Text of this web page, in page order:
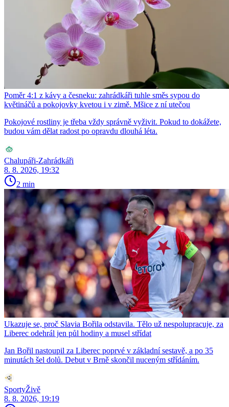
Poměr 4:1 z kávy a česneku: zahrádkáři tuhle směs sypou do
květináčů a pokojovky kvetou i v zimě. Mšice z ní utečou
Pokojové rostliny je třeba vždy správně vyživit. Pokud to dokážete,
budou vám dělat radost po opravdu dlouhá léta.
Chalupáři-Zahrádkáři
8. 8. 2026, 19:32
2 min
Ukazuje se, proč Slavia Bořila odstavila. Tělo už nespolupracuje, za
Liberec odehrál jen půl hodiny a musel střídat
Jan Bořil nastoupil za Liberec poprvé v základní sestavě, a po 35
minutách šel dolů. Debut v Brně skončil nuceným střídáním.
SportyŽivě
8. 8. 2026, 19:19